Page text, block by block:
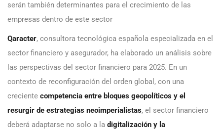
serán también determinantes para el crecimiento de las
empresas dentro de este sector
Qaracter, consultora tecnológica española especializada en el
sector financiero y asegurador, ha elaborado un análisis sobre
las perspectivas del sector financiero para 2025. En un
contexto de reconfiguración del orden global, con una
creciente competencia entre bloques geopolíticos y el
resurgir de estrategias neoimperialistas, el sector financiero
deberá adaptarse no solo a la digitalización y la